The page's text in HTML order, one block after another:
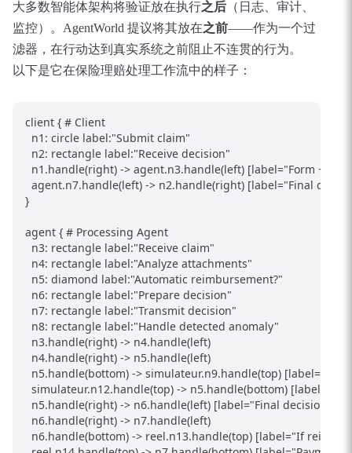
大多数智能体架构将验证放在执行之后 （日志、审计、
监控）。AgentWorld 提议将其放在之前——作为一个过
滤器，在行动达到真实系统之前阻止不连贯的行为。
以下是它在保险理赔处理工作流中的样子：
client { # Client
  n1: circle label:"Submit claim"
  n2: rectangle label:"Receive decision"
n1.handle(right) -> agent.n3.handle(left) [label="Form +
agent.n7.handle(left) -> n2.handle(right) [label="Final
}
agent { # Processing Agent
  n3: rectangle label:"Receive claim"
  n4: rectangle label:"Analyze attachments"
  n5: diamond label:"Automatic reimbursement?"
  n6: rectangle label:"Prepare decision"
  n7: rectangle label:"Transmit decision"
  n8: rectangle label:"Handle detected anomaly"
  n3.handle(right) -> n4.handle(left)
  n4.handle(right) -> n5.handle(left)
n5.handle(bottom) -> simulateur.n9.handle(top)
simulateur.n12.handle(top) -> n5.handle(bottom)
  n5.handle(right) -> n6.handle(left) [label="Final decision"]
  n6.handle(right) -> n7.handle(left)
n6.handle(bottom) -> reel.n13.handle(top) [label="If